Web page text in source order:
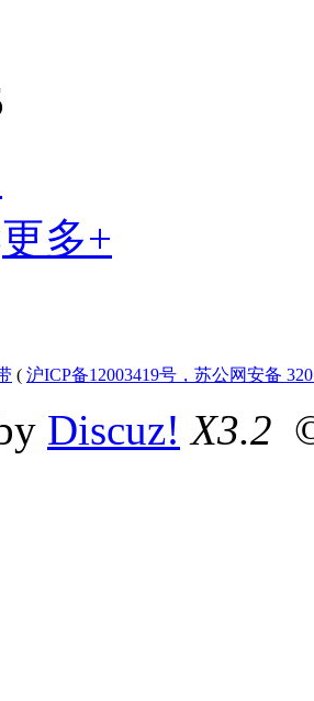
更多+
( 沪ICP备12003419号，苏公网安备
Discuz! X3.2